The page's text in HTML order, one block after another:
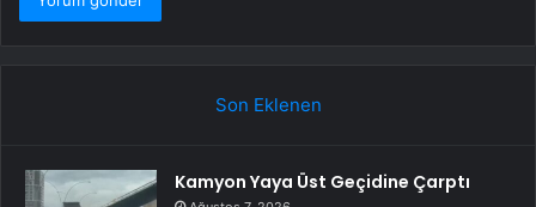
Son Eklenen
Kamyon Yaya Üst Geçidine Çarptı